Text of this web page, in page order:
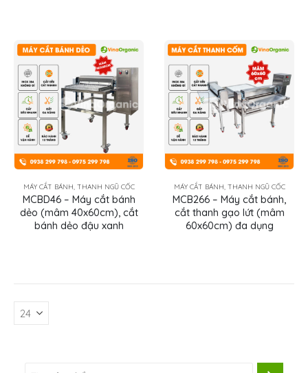
MÁY CẮT BÁNH, THANH NGŨ CỐC
MCBD46 – Máy cắt bánh
dẻo (mâm 40x60cm), cắt
bánh dẻo đậu xanh
MÁY CẮT BÁNH, THANH NGŨ CỐC
MCB266 – Máy cắt bánh,
cắt thanh gạo lứt (mâm
60x60cm) đa dụng